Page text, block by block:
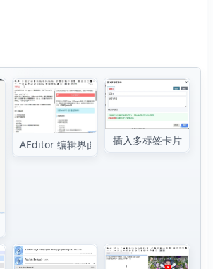
AAEditor 编辑界面 插入多标签卡片